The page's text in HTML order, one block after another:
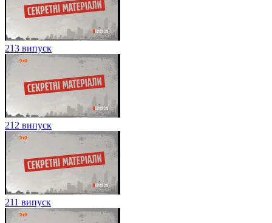
213 випуск
212 випуск
211 випуск